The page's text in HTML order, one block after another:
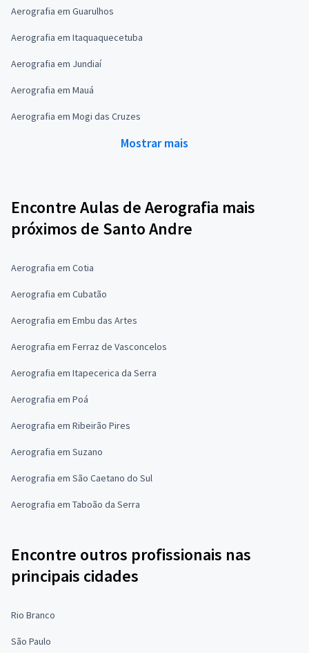
Aerografia em Guarulhos
Aerografia em Itaquaquecetuba
Aerografia em Jundiaí
Aerografia em Mauá
Aerografia em Mogi das Cruzes
Mostrar mais
Encontre Aulas de Aerografia mais
próximos de Santo Andre
Aerografia em Cotia
Aerografia em Cubatão
Aerografia em Embu das Artes
Aerografia em Ferraz de Vasconcelos
Aerografia em Itapecerica da Serra
Aerografia em Poá
Aerografia em Ribeirão Pires
Aerografia em Suzano
Aerografia em São Caetano do Sul
Aerografia em Taboão da Serra
Encontre outros profissionais nas
principais cidades
Rio Branco
São Paulo